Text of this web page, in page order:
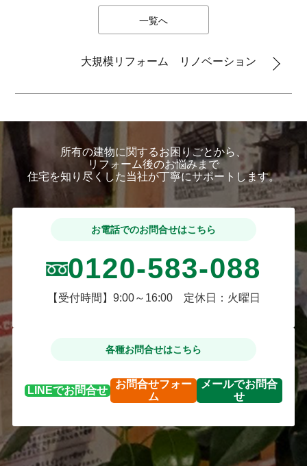
一覧へ
大規模リフォーム リノベーション
所有の建物に関するお困りごとから、
リフォーム後のお悩みまで
住宅を知り尽くした当社が丁寧にサポートします。
お電話でのお問合せはこちら
0120-583-088
【受付時間】9:00～16:00 定休日：火曜日
各種お問合せはこちら
LINEでお問合せ
お問合せフォー
ム
メールでお問合
せ